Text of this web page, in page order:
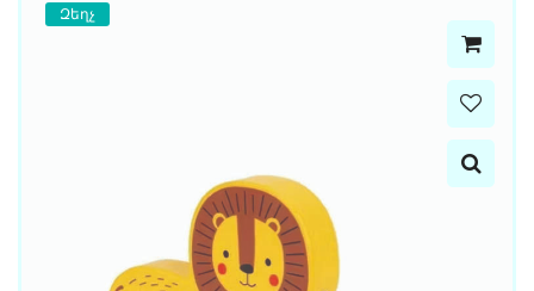
Զեղչ